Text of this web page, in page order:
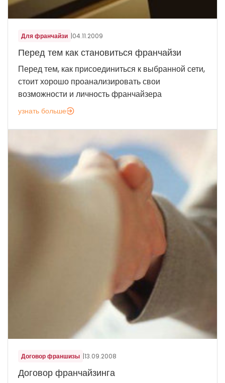
Для франчайзи |04.11.2009
Перед тем как становиться франчайзи
Перед тем, как присоединиться к выбранной сети,
стоит хорошо проанализировать свои
возможности и личность франчайзера
узнать больше
Договор франшизы |13.09.2008
Договор франчайзинга